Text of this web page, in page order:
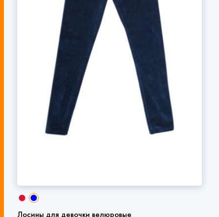
Лосины для девочки велюровые